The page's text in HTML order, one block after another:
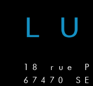
18 rue
67470